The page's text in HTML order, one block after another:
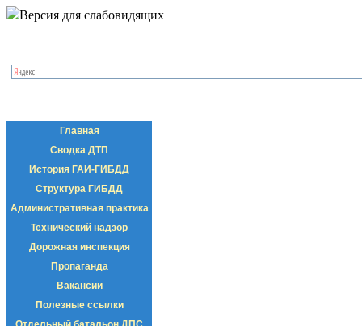
Версия для слабовидящих
Главная
Сводка ДТП
История ГАИ-ГИБДД
Структура ГИБДД
Административная практика
Технический надзор
Дорожная инспекция
Пропаганда
Вакансии
Полезные ссылки